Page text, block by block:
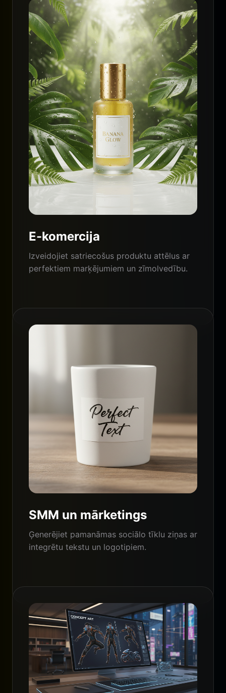
E-komercija
Izveidojiet satriecošus produktu attēlus ar
perfektiem marķējumiem un zīmolvedību.
SMM un mārketings
Ģenerējiet pamanāmas sociālo tīklu ziņas ar
integrētu tekstu un logotipiem.